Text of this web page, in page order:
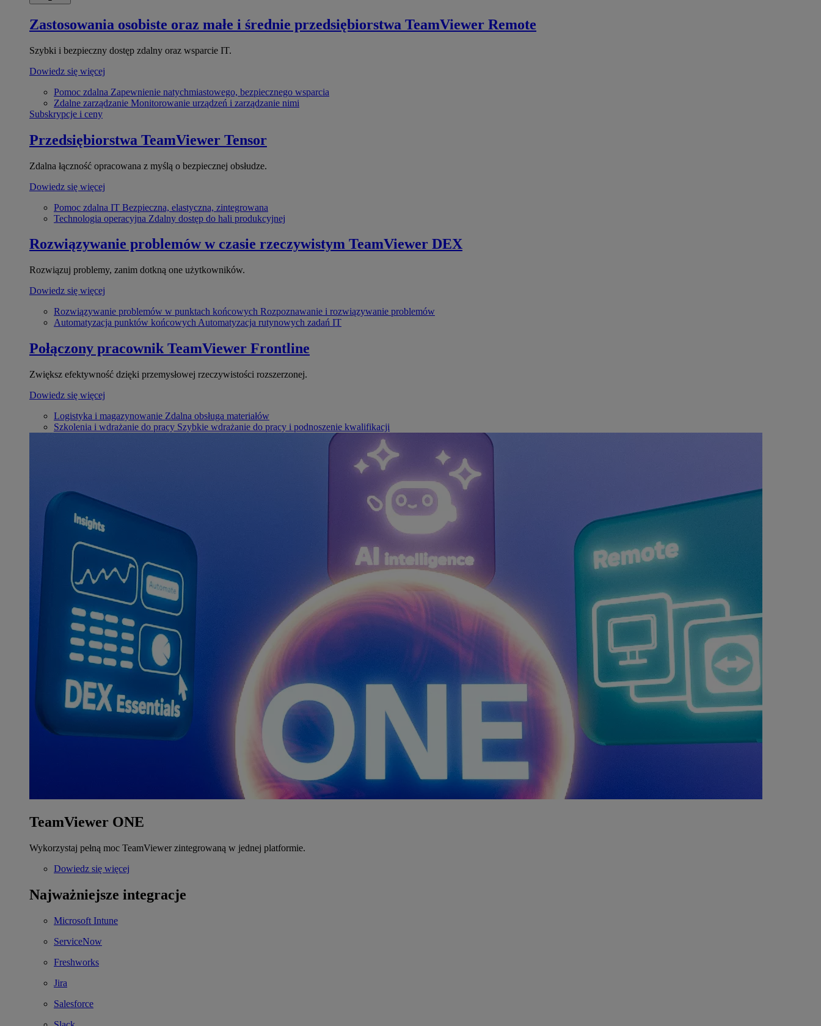
Zastosowania osobiste oraz małe i średnie przedsiębiorstwa TeamViewer Remote
Szybki i bezpieczny dostęp zdalny oraz wsparcie IT.
Dowiedz się więcej
Pomoc zdalna Zapewnienie natychmiastowego, bezpiecznego wsparcia
Zdalne zarządzanie Monitorowanie urządzeń i zarządzanie nimi
Subskrypcje i ceny
Przedsiębiorstwa TeamViewer Tensor
Zdalna łączność opracowana z myślą o bezpiecznej obsłudze.
Dowiedz się więcej
Pomoc zdalna IT Bezpieczna, elastyczna, zintegrowana
Technologia operacyjna Zdalny dostęp do hali produkcyjnej
Rozwiązywanie problemów w czasie rzeczywistym TeamViewer DEX
Rozwiązuj problemy, zanim dotkną one użytkowników.
Dowiedz się więcej
Rozwiązywanie problemów w punktach końcowych Rozpoznawanie i rozwiązywanie problemów
Automatyzacja punktów końcowych Automatyzacja rutynowych zadań IT
Połączony pracownik TeamViewer Frontline
Zwiększ efektywność dzięki przemysłowej rzeczywistości rozszerzonej.
Dowiedz się więcej
Logistyka i magazynowanie Zdalna obsługa materiałów
Szkolenia i wdrażanie do pracy Szybkie wdrażanie do pracy i podnoszenie kwalifikacji
TeamViewer ONE
Wykorzystaj pełną moc TeamViewer zintegrowaną w jednej platformie.
Dowiedz się więcej
Najważniejsze integracje
Microsoft Intune
ServiceNow
Freshworks
Jira
Salesforce